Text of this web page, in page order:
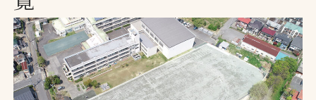
プレスリリース
レポート
製品・サービス一覧
施工・管理実績一覧